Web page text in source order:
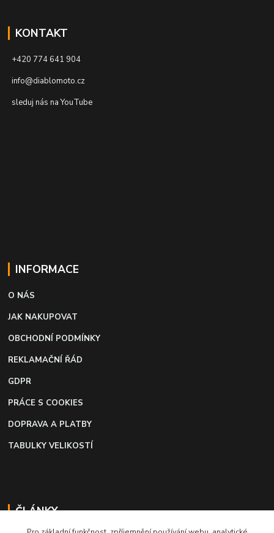
KONTAKT
+420 774 641 904
info@diablomoto.cz
sleduj nás na YouTube
INFORMACE
O NÁS
JAK NAKUPOVAT
OBCHODNÍ PODMÍNKY
REKLAMAČNÍ ŘÁD
GDPR
PRÁCE S COOKIES
DOPRAVA A PLATBY
TABULKY VELIKOSTÍ
ČLÁNKY